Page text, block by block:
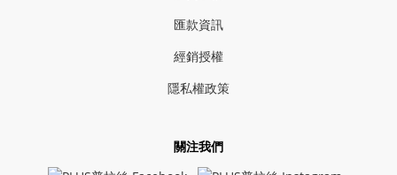
匯款資訊
經銷授權
隱私權政策
關注我們